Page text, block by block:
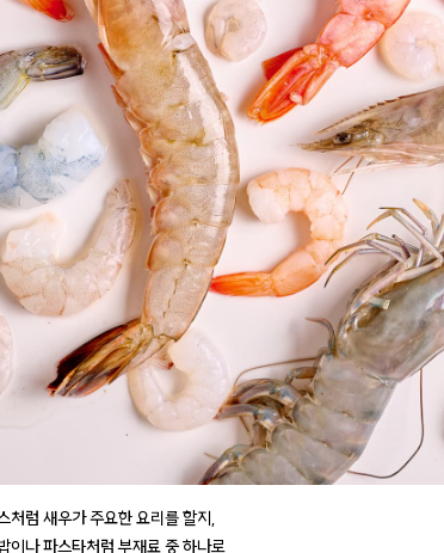
처럼 새우가 주요한 요리를 할지,
이나 파스타처럼 부재료 중 하나로